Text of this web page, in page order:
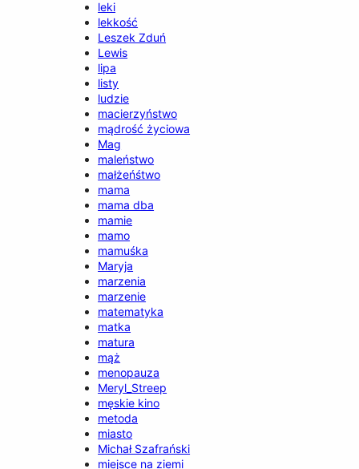
leki
lekkość
Leszek Zduń
Lewis
lipa
listy
ludzie
macierzyństwo
mądrość życiowa
Mag
maleństwo
małżeńśtwo
mama
mama dba
mamie
mamo
mamuśka
Maryja
marzenia
marzenie
matematyka
matka
matura
mąż
menopauza
Meryl_Streep
męskie kino
metoda
miasto
Michał Szafrański
miejsce na ziemi